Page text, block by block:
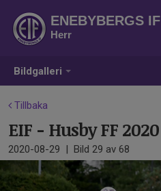
Bildgalleri
ENEBYBERGS IF
Herr
Tillbaka
EIF - Husby FF 2020
2020-08-29 | Bild 29 av 68